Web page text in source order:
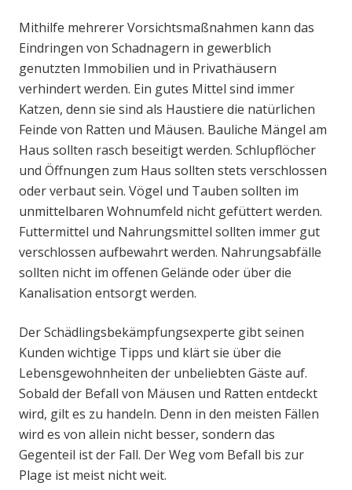
Mithilfe mehrerer Vorsichtsmaßnahmen kann das
Eindringen von Schadnagern in gewerblich
genutzten Immobilien und in Privathäusern
verhindert werden. Ein gutes Mittel sind immer
Katzen, denn sie sind als Haustiere die natürlichen
Feinde von Ratten und Mäusen. Bauliche Mängel am
Haus sollten rasch beseitigt werden. Schlupflöcher
und Öffnungen zum Haus sollten stets verschlossen
oder verbaut sein. Vögel und Tauben sollten im
unmittelbaren Wohnumfeld nicht gefüttert werden.
Futtermittel und Nahrungsmittel sollten immer gut
verschlossen aufbewahrt werden. Nahrungsabfälle
sollten nicht im offenen Gelände oder über die
Kanalisation entsorgt werden.
Der Schädlingsbekämpfungsexperte gibt seinen
Kunden wichtige Tipps und klärt sie über die
Lebensgewohnheiten der unbeliebten Gäste auf.
Sobald der Befall von Mäusen und Ratten entdeckt
wird, gilt es zu handeln. Denn in den meisten Fällen
wird es von allein nicht besser, sondern das
Gegenteil ist der Fall. Der Weg vom Befall bis zur
Plage ist meist nicht weit.